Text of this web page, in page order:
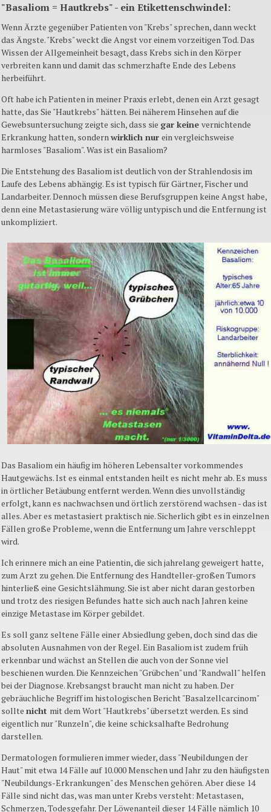
"Basaliom = Hautkrebs" - ein Etikettenschwindel:
Wenn Ärzte gegenüber Patienten von "Krebs" sprechen, dann weckt
das Ängste. "Krebs" weckt die Angst vor einem vorzeitigen Tod. Das
Wissen der Allgemeinheit besagt, dass Krebs sich in den Körper
verbreiten kann und damit das schmerzhafte Ende des Lebens
herbeiführt.
Oft habe ich Patienten in meiner Praxis erlebt, denen ein Arzt gesagt
hatte, das Sie "Hautkrebs" hätten. Bei näherem Hinsehen auf die
Gewebsuntersuchung zeigte sich, dass sie gar keine vernichtende
Erkrankung hatten, sondernwirklich nur ein vergleichsweise
harmloses "Basaliom". Was ist ein Basaliom?
Die Entstehung des Basaliom ist deutlich von der Strahlendosis im
Laufe des Lebens abhängig. Es ist typisch für Gärtner, Fischer und
Landarbeiter. Dennoch müssen diese Berufsgruppen keine Angst habe,
denn eine Metastasierung wäre völlig untypisch und die Entfernung ist
unkompliziert.
Das Basaliom ein häufig im höheren Lebensalter vorkommendes
Hautgewächs. Ist es einmal entstanden heilt es nicht mehr ab. Es muss
in örtlicher Betäubung entfernt werden. Wenn dies unvollständig
erfolgt, kann es nachwachsen und örtlich zerstörend wachsen - das ist
alles. Aber es metastasiert praktisch nie. Sicherlich gibt es in einzelnen
Fällen große Probleme, wenn die Entfernung um Jahre verschleppt
wird.
Ich erinnere mich an eine Patientin, die sich jahrelang geweigert hatte,
zum Arzt zu gehen. Die Entfernung des Handteller-großen Tumors
hinterließ eine Gesichtslähmung. Sie ist aber nicht daran gestorben
und trotz des riesigen Befundes hatte sich auch nach Jahren keine
einzige Metastase im Körper gebildet.
Es soll ganz seltene Fälle einer Absiedlung geben, doch sind das die
absoluten Ausnahmen von der Regel. Ein Basaliom ist zudem früh
erkennbar und wächst an Stellen die auch von der Sonne viel
beschienen wurden. Die Kennzeichen "Grübchen" und "Randwall" helfen
bei der Diagnose. Krebsangst braucht man nicht zu haben. Der
gebräuchliche Begriff im histologischen Bericht "Basalzellcarcinom"
sollte nicht mit dem Wort "Hautkrebs" übersetzt werden. Es sind
eigentlich nur "Runzeln", die keine schicksalhafte Bedrohung
darstellen.
Dermatologen formulieren immer wieder, dass "Neubildungen der
Haut" mit etwa 14 Fälle auf 10.000 Menschen und Jahr zu den häufigsten
"Neubildungs-Erkrankungen" des Menschen gehören. Aber diese 14
Fälle sind nicht das, was man unter Krebs versteht: Metastasen,
Schmerzen, Todesgefahr. Der Löwenanteil dieser 14 Fälle nämlich 10